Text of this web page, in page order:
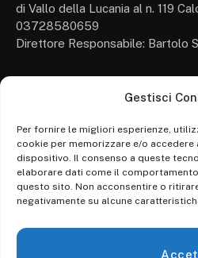
Gestisci
Per fornire le migliori esperienze,
cookie per memorizzare e/o
dispositivo. Il consenso a queste
elaborare dati come il
questo sito. Non acconsentire o
negativamente su alcune
di Vallo della Lucania al n. 119
03728580659
Direttore Responsabile: Bartolo
Attualità
Politica
Cronaca
Economia